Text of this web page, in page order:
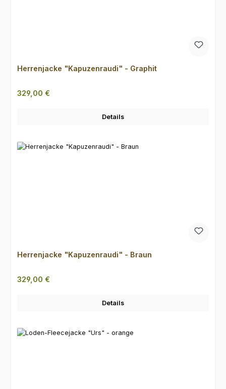
Herrenjacke "Kapuzenraudi" - Graphit
Regulärer Preis:
329,00 €
Details
Herrenjacke "Kapuzenraudi" - Braun
Regulärer Preis:
329,00 €
Details